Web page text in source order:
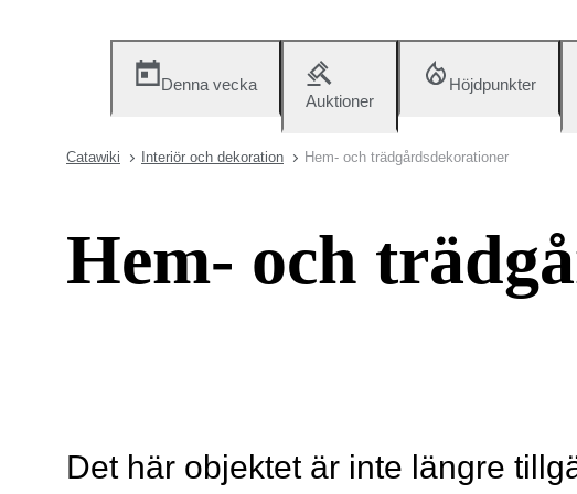
Denna vecka
Auktioner
Höjdpunkter
Catawiki Interiör och dekoration Hem- och trädgårdsdekorationer
Hem- och
Det här objektet är inte längre